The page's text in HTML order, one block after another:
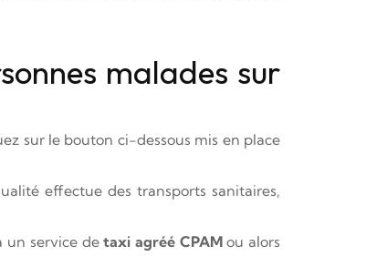
malades sur
sur le bouton ci-dessous mis en place
effectue des transports sanitaires,
un service detaxi agréé CPAMou alors